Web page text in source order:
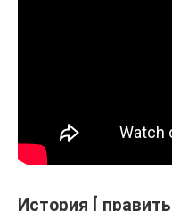
История [ править ]